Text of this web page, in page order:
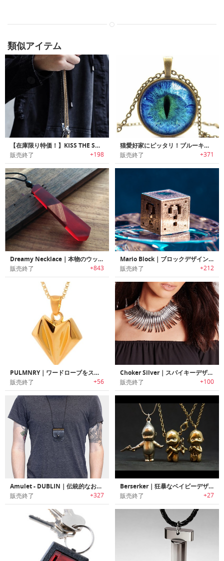
類似アイテム
【在庫限り特価！】KISS THE SKY｜羽をモチーフにデザインされたフェザーネックレス
販売終了 +198
猫愛好家にピッタリ！ブルーキャッツアイペンダント
販売終了 +371
Dreamy Necklace｜本物のウッドや花弁を使用したアーティスティックなネックレス
販売終了 +843
Mario Block｜ブロックデザインペンダントアクセサリー
販売終了 +212
PULMNRY｜ワードローブをスタイリッシュに引き立てるユニークシェイプメンズネックレス
販売終了 +56
Choker Silver｜スパイキーデザインチョーカー
販売終了 +100
Amulet - DUBLIN｜伝統的なお守り袋を現代風にアレンジしたユニセックスレザーネックレス
販売終了 +327
Berserker｜狂暴なベイビーデザインネックレス「バーサーカー」
販売終了 +27